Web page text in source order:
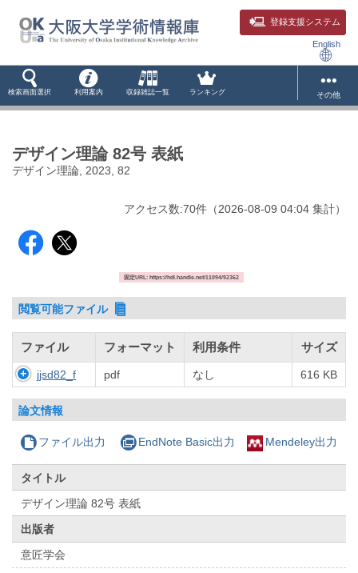
登録支援システム
English
検索画面選択 利用案内 収録雑誌一覧 ランキング その他
デザイン理論 82号 表紙
デザイン理論, 2023, 82
アクセス数:70件 （2026-08-09 04:04 集計）
固定URL: https://hdl.handle.net/11094/92362
閲覧可能ファイル
ファイル フォーマット 利用条件 サイズ
jjsd82_f pdf なし 616 KB
論文情報
ファイル出力 EndNote Basic出力 Mendeley出力
タイトル
デザイン理論 82号 表紙
出版者
意匠学会